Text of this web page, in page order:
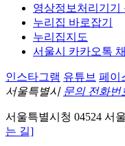
영상정보처리기기
누리집 바로잡기
누리집지도
서울시 카카오톡
인스타그램 유튜브 페이
서울특별시 문의 전화번
서울특별시청 04524 서
는 길]